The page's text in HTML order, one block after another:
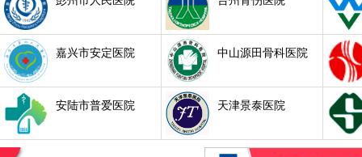
嘉兴市安定医院 中山源田骨科医院
安陆市普爱医院 天津景泰医院